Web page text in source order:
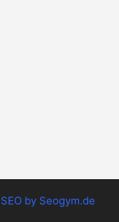
SEO by Seogym.de